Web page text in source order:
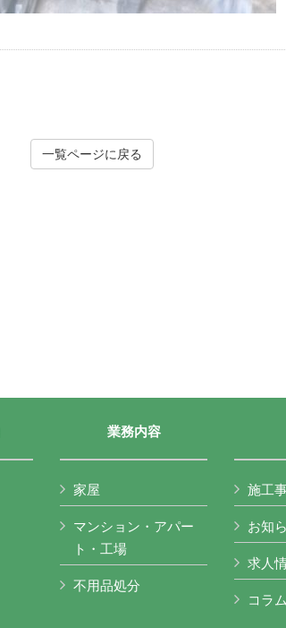
一覧ページに戻る
不用品処分
業務内容
家屋
マンション・アパー
ト・工場
不用品処分
施工
お知
求人
コラム